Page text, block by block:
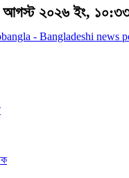
আগস্ট ২০২৬ ইং, ১০:৩৩
- Bangladeshi news